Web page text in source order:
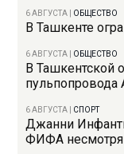
6 АВГУСТА ОБЩЕСТВО
В Ташкенте
6 АВГУСТА ОБЩЕСТВО
В Ташкентской
6 АВГУСТА СПОРТ
Джанни
ФИФА несмотря